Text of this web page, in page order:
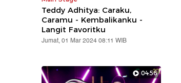
Teddy Adhitya: Caraku,
Caramu - Kembalikanku -
Langit Favoritku
Jumat, 01 Mar 2024 08:11 WIB
04:56